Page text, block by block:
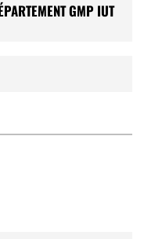
GMP IUT